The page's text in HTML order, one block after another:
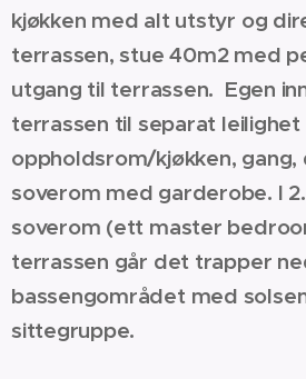
kjøkken med alt utstyr og
terrassen, stue 40m2 med
utgang til terrassen. Egen
terrassen til separat
oppholdsrom/kjøkken,
soverom med garderobe. I
soverom (ett master
terrassen går det trapper
bassengområdet med
sittegruppe.